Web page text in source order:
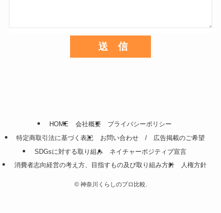
HOME 会社概要
プライバシーポリシー
特定商取引法に基づく表記
お問い合わせ / 広告掲載のご希望
SDGsに対する取り組み
ネイチャーポジティブ宣言
消費者志向経営の考え方、目指すもの及び取り組み方針
人権方針
©神奈川くらしのプロ比較.